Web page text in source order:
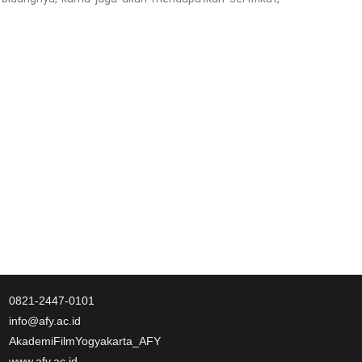
0821-2447-0101
info@afy.ac.id
AkademiFilmYogyakarta_AFY